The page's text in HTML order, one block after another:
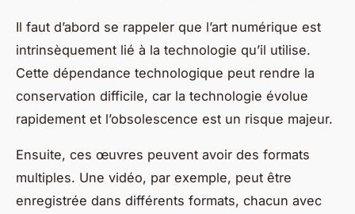
Il faut d’abord se rappeler que l’art numérique est
intrinsèquement lié à la technologie qu’il utilise.
Cette dépendance technologique peut rendre la
conservation difficile, car la technologie évolue
rapidement et l’obsolescence est un risque majeur.
Ensuite, ces œuvres peuvent avoir des formats
multiples. Une vidéo, par exemple, peut être
enregistrée dans différents formats, chacun avec